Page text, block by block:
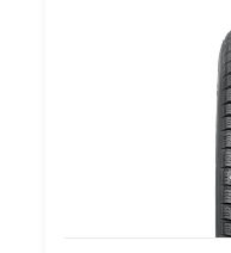
Ikon Nordman 7
235/60 R 17 106T XL